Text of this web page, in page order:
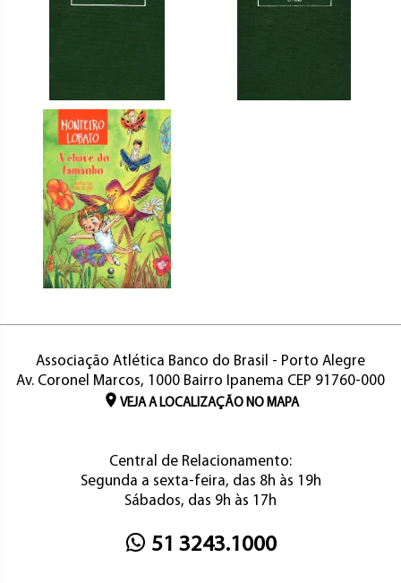
Associação Atlética Banco do Brasil - Porto Alegre
Av. Coronel Marcos, 1000 Bairro Ipanema CEP 91760-000
VEJA A LOCALIZAÇÃO NO MAPA
Central de Relacionamento:
Segunda a sexta-feira, das 8h às 19h
Sábados, das 9h às 17h
51 3243.1000